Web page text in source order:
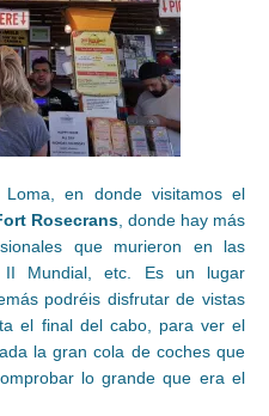
en donde visitamos el
Rosecrans, donde hay más
que murieron en las
II Mundial, etc. Es un lugar
podréis disfrutar de vistas
el final del cabo, para ver el
la gran cola de coches que
lo grande que era el